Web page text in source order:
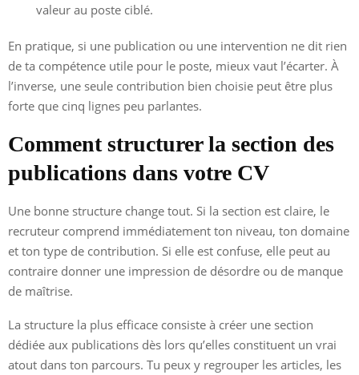
valeur au poste ciblé.
En pratique, si une publication ou une intervention ne dit rien
de ta compétence utile pour le poste, mieux vaut l’écarter. À
l’inverse, une seule contribution bien choisie peut être plus
forte que cinq lignes peu parlantes.
Comment structurer la section des
publications dans votre CV
Une bonne structure change tout. Si la section est claire, le
recruteur comprend immédiatement ton niveau, ton domaine
et ton type de contribution. Si elle est confuse, elle peut au
contraire donner une impression de désordre ou de manque
de maîtrise.
La structure la plus efficace consiste à créer une section
dédiée aux publications dès lors qu’elles constituent un vrai
atout dans ton parcours. Tu peux y regrouper les articles, les